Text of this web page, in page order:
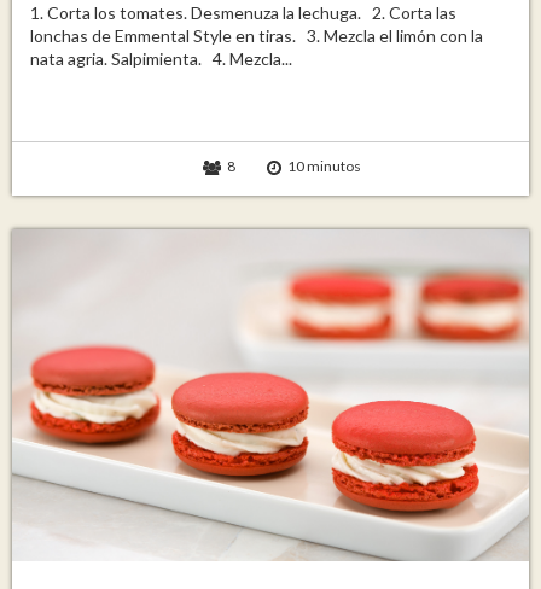
1. Corta los tomates. Desmenuza la lechuga. 2. Corta las
lonchas de Emmental Style en tiras. 3. Mezcla el limón con la
nata agria. Salpimienta. 4. Mezcla...
8 10 minutos